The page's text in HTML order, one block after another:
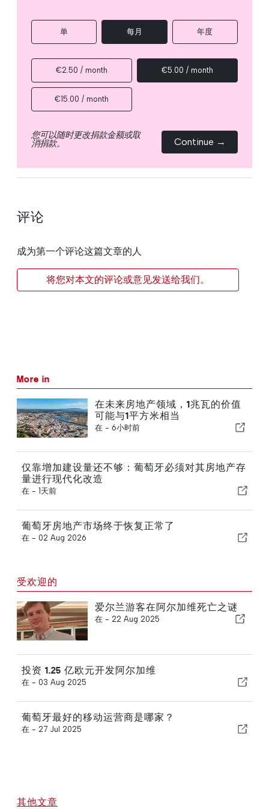
单 每月 年度
€2.50 / month €5.00 / month
€15.00 / month
您可以随时更改捐款金额或取
消捐款。 Continue →
评论
成为第一个评论这篇文章的人
将您对本文的评论或意见发送给我们。
More in
在未来房地产领域，1兆瓦的价值
可能与1平方米相当
在 - 6小时前
仅靠增加建设量还不够：葡萄牙必须对其房地产存
量进行现代化改造
在 - 1天前
葡萄牙房地产市场终于恢复正常了
在 - 02 Aug 2026
受欢迎的
爱尔兰游客在阿尔加维死亡之谜
在 - 22 Aug 2025
投资 1.25 亿欧元开发阿尔加维
在 - 03 Aug 2025
葡萄牙最好的移动运营商是哪家？
在 - 27 Jul 2025
其他文章